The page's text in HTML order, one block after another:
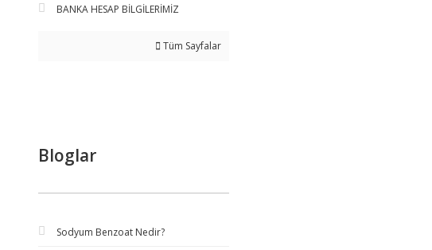
BANKA HESAP BİLGİLERİMİZ
Tüm Sayfalar
Bloglar
Sodyum Benzoat Nedir?